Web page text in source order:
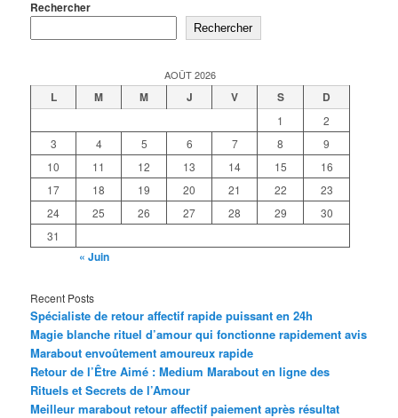
Rechercher
Rechercher
AOÛT 2026
L M M J V S D
1
2
3
4 5 6 7 8
9
10
11 12 13 14 15
16
17
18 19 20 21 22
23
24
25 26 27 28 29
30
31
« Juin
Recent Posts
Spécialiste de retour affectif rapide puissant en 24h
Magie blanche rituel d’amour qui fonctionne rapidement avis
Marabout envoûtement amoureux rapide
Retour de l’Être Aimé : Medium Marabout en ligne des
Rituels et Secrets de l’Amour
Meilleur marabout retour affectif paiement après résultat